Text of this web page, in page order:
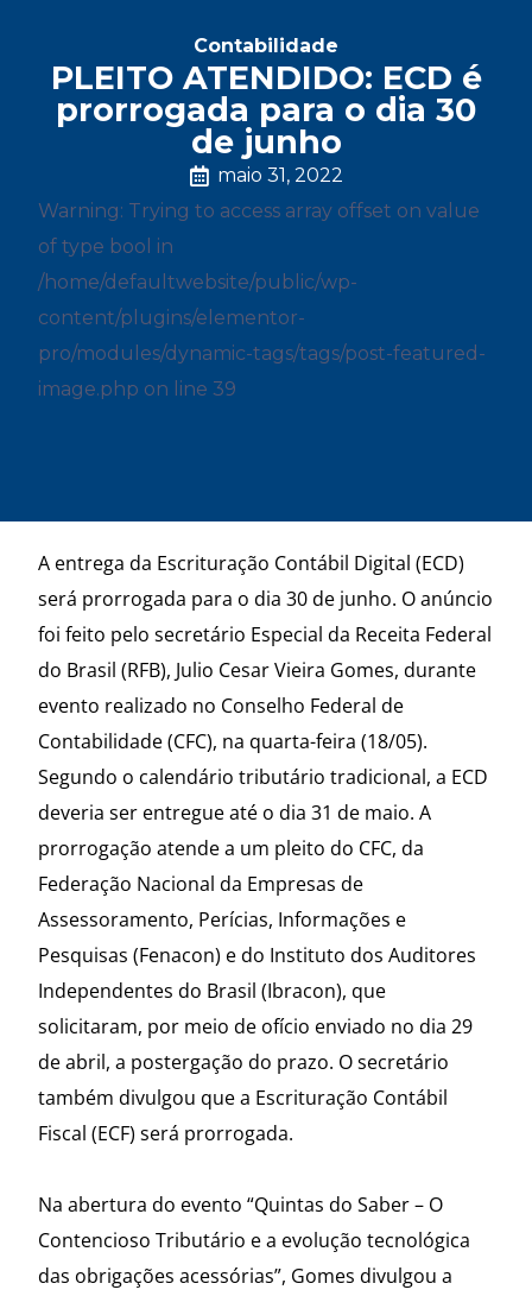
Contabilidade
PLEITO ATENDIDO: ECD é
prorrogada para o dia 30
de junho
maio 31, 2022
Warning: Trying to access array offset on value
of type bool in
/home/defaultwebsite/public/wp-
content/plugins/elementor-
pro/modules/dynamic-tags/tags/post-featured-
image.php on line 39
A entrega da Escrituração Contábil Digital (ECD)
será prorrogada para o dia 30 de junho. O anúncio
foi feito pelo secretário Especial da Receita Federal
do Brasil (RFB), Julio Cesar Vieira Gomes, durante
evento realizado no Conselho Federal de
Contabilidade (CFC), na quarta-feira (18/05).
Segundo o calendário tributário tradicional, a ECD
deveria ser entregue até o dia 31 de maio. A
prorrogação atende a um pleito do CFC, da
Federação Nacional da Empresas de
Assessoramento, Perícias, Informações e
Pesquisas (Fenacon) e do Instituto dos Auditores
Independentes do Brasil (Ibracon), que
solicitaram, por meio de ofício enviado no dia 29
de abril, a postergação do prazo. O secretário
também divulgou que a Escrituração Contábil
Fiscal (ECF) será prorrogada.
Na abertura do evento “Quintas do Saber – O
Contencioso Tributário e a evolução tecnológica
das obrigações acessórias”, Gomes divulgou a